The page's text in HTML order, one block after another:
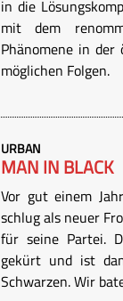
in die
mit dem
Phänomene in
möglichen Folgen.
URBAN
MAN IN BLACK
Vor gut einem
schlug als neuer
für seine Partei.
gekürt und ist
Schwarzen. Wir